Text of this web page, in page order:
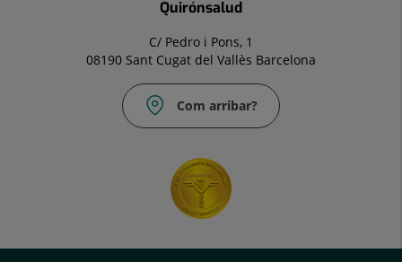
Quirónsalud
C/ Pedro i Pons, 1
08190 Sant Cugat del Vallès Barcelona
Com arribar?